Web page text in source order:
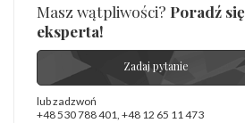
Masz wątpliwości? Poradź się
eksperta!
Zadaj pytanie
lub zadzwoń
+48 530 788 401, +48 12 65 11 473